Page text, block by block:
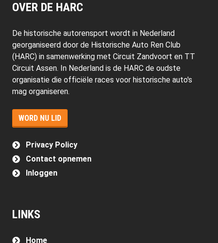
OVER DE HARC
De historische autorensport wordt in Nederland
georganiseerd door de Historische Auto Ren Club
(HARC) in samenwerking met Circuit Zandvoort en TT
Circuit Assen. In Nederland is de HARC de oudste
organisatie die officiële races voor historische auto's
mag organiseren.
WORD NU LID
Privacy Policy
Contact opnemen
Inloggen
LINKS
Home